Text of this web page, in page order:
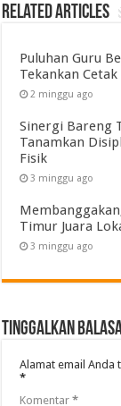
Related Articles
Puluhan Guru
Tekankan Cetak
2 minggu ago
Sinergi Bareng
Tanamkan
Fisik
3 minggu ago
Timur Juara
3 minggu ago
Tinggalkan
Alamat email Anda
*
Komentar*